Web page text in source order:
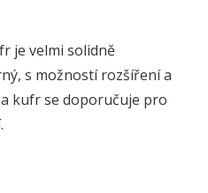
je velmi solidně
s možností rozšíření a
kufr se doporučuje pro